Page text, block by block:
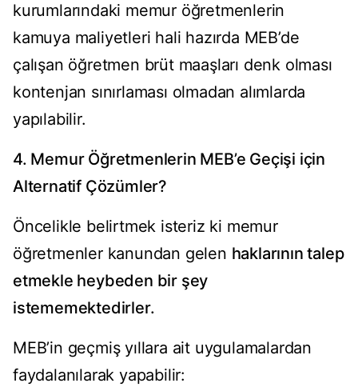
kurumlarındaki memur öğretmenlerin
kamuya maliyetleri hali hazırda MEB’de
çalışan öğretmen brüt maaşları denk olması
kontenjan sınırlaması olmadan alımlarda
yapılabilir.
4. Memur Öğretmenlerin MEB’e Geçişi için
Alternatif Çözümler?
Öncelikle belirtmek isteriz ki memur
öğretmenler kanundan gelen haklarının talep
etmekle heybeden bir şey
istememektedirler.
MEB’in geçmiş yıllara ait uygulamalardan
faydalanılarak yapabilir: